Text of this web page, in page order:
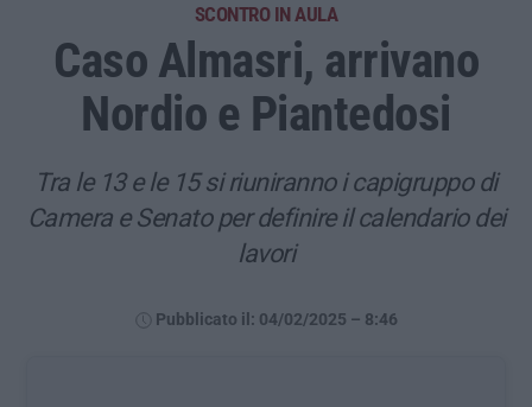
SCONTRO IN AULA
Caso Almasri, arrivano
Nordio e Piantedosi
Tra le 13 e le 15 si riuniranno i capigruppo di
Camera e Senato per definire il calendario dei
lavori
Pubblicato il: 04/02/2025 – 8:46